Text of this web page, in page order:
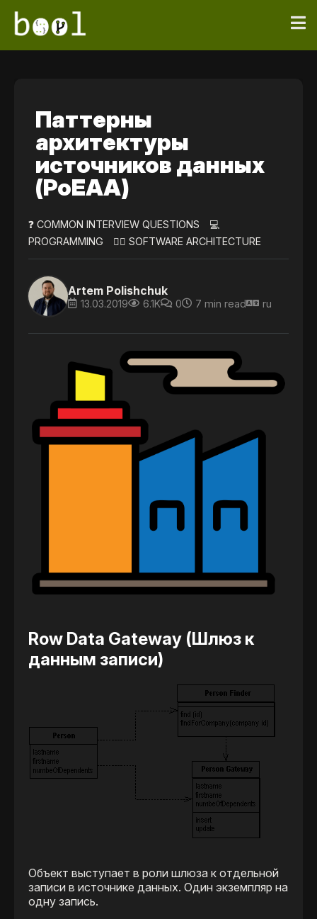
Паттерны
архитектуры
источников данных
(PoEAA)
❓ COMMON INTERVIEW QUESTIONS
💻
PROGRAMMING
👷‍♀️ SOFTWARE ARCHITECTURE
Artem Polishchuk
13.03.2019 6.1K 0 7 min read ru
Row Data Gateway (Шлюз к
данным записи)
Объект выступает в роли шлюза к отдельной
записи в источнике данных. Один экземпляр на
одну запись.